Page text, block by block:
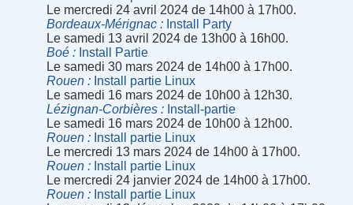
Le mercredi 24 avril 2024 de 14h00 à 17h00.
Bordeaux-Mérignac
Install Party
Le samedi 13 avril 2024 de 13h00 à 16h00.
Boé
Install Partie
Le samedi 30 mars 2024 de 14h00 à 17h00.
Rouen
Install partie Linux
Le samedi 16 mars 2024 de 10h00 à 12h30.
Lézignan-Corbières
Install-partie
Le samedi 16 mars 2024 de 10h00 à 12h00.
Rouen
Install partie Linux
Le mercredi 13 mars 2024 de 14h00 à 17h00.
Rouen
Install partie Linux
Le mercredi 24 janvier 2024 de 14h00 à 17h00.
Rouen
Install partie Linux